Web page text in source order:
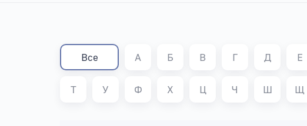
Все А Б В Г Д Е
Т У Ф Х Ц Ч Ш Щ